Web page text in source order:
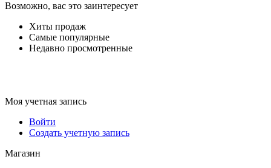
Возможно, вас это заинтересует
Хиты продаж
Самые популярные
Недавно просмотренные
Моя учетная запись
Войти
Создать учетную запись
Магазин